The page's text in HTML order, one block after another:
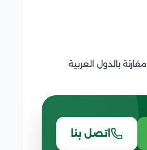
مقارنة بالدول العربية
اتصل بنا